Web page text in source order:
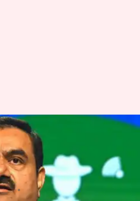
மீண்ட
- 20
05:25 pm